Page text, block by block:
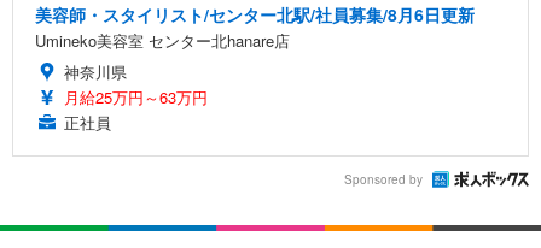
美容師・スタイリスト/センター北駅/社員募集/8月6日更新
Umineko美容室 センター北hanare店
神奈川県
月給25万円～63万円
正社員
Sponsored by